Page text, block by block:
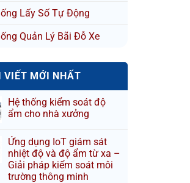
Lấy Số Tự Động
Quản Lý Bãi Đỗ Xe
VIẾT MỚI NHẤT
Hệ thống kiểm soát độ
ẩm cho nhà xưởng
Ứng dụng IoT giám sát
nhiệt độ và độ ẩm từ xa –
Giải pháp kiểm soát môi
trường thông minh